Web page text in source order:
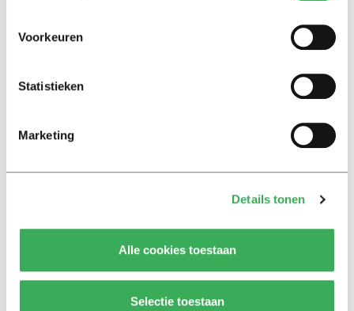
Voorkeuren
Statistieken
Marketing
Details tonen
Alle cookies toestaan
Selectie toestaan
‘Wetenschappers, kom die
Hunger Game: ‘Ik schrok, we
kregen er een paar miljoen
studenten de tentamenperiode
door